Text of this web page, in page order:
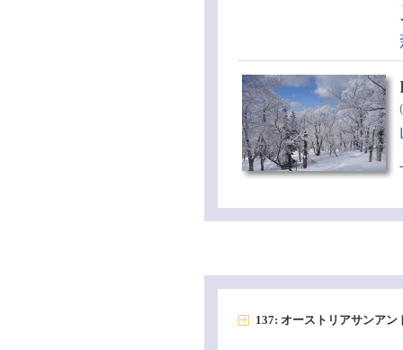
137: オーストリアサンアン